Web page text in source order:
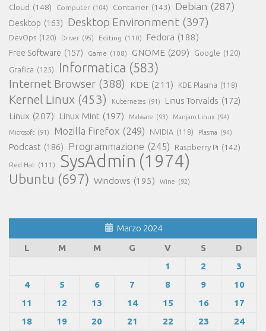
Cloud (148) Computer (104) Container (143) Debian (287)
Desktop (163) Desktop Environment (397)
DevOps (120) Driver (95) Editing (110) Fedora (188)
Free Software (157) Game (108) GNOME (209) Google (120)
Grafica (125) Informatica (583)
Internet Browser (388) KDE (211) KDE Plasma (118)
Kernel Linux (453) Kubernetes (91) Linus Torvalds (172)
Linux (207) Linux Mint (197) Malware (93) Manjaro Linux (94)
Microsoft (91) Mozilla Firefox (249) NVIDIA (118) Plasma (94)
Podcast (186) Programmazione (245) Raspberry Pi (142)
Red Hat (111) SysAdmin (1974)
Ubuntu (697) Windows (195) Wine (92)
Marzo 2024
L
M M G V S
D
1
2
3
4
5 6 7 8 9
10
11
12 13 14 15 16
17
18
19 20 21 22 23
24